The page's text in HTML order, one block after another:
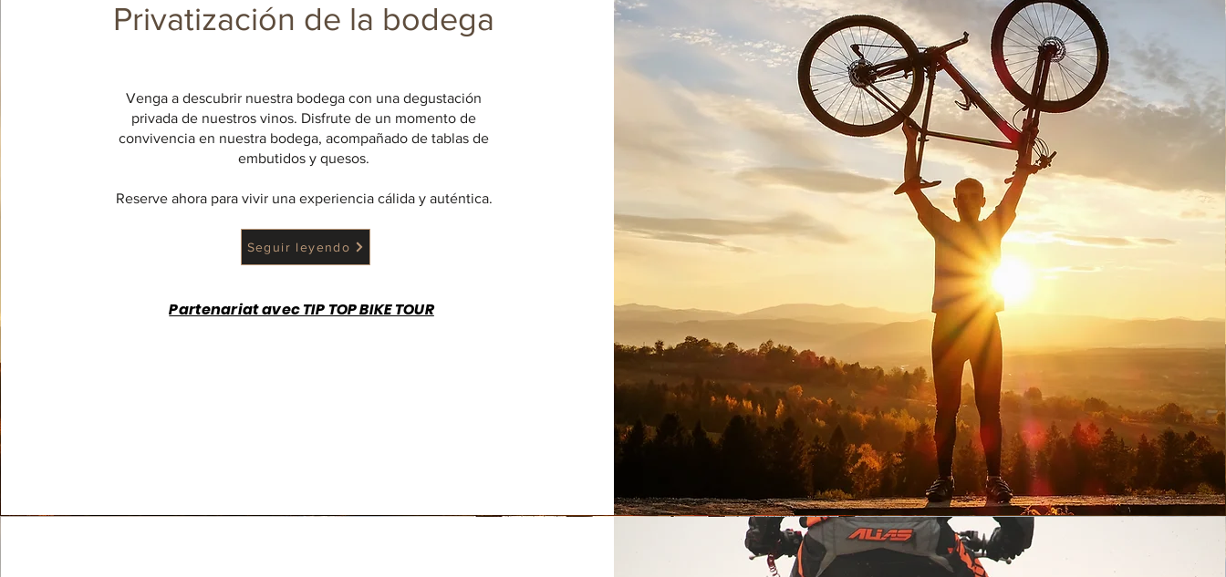
Privatización de la bodega
Venga a descubrir nuestra bodega con una degustación
privada de nuestros vinos. Disfrute de un momento de
convivencia en nuestra bodega, acompañado de tablas de
embutidos y quesos.
Reserve ahora para vivir una experiencia cálida y auténtica.
Seguir leyendo
Partenariat avec TIP TOP BIKE TOUR